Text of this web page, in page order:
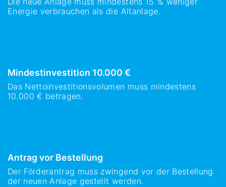
Energie verbrauchen als die Altanlage.
Mindestinvestition 10.000 €
Das Nettoinvestitionsvolumen muss mindestens
10.000 € betragen.
Antrag vor Bestellung
Der Förderantrag muss zwingend vor der Bestellung
der neuen Anlage gestellt werden.